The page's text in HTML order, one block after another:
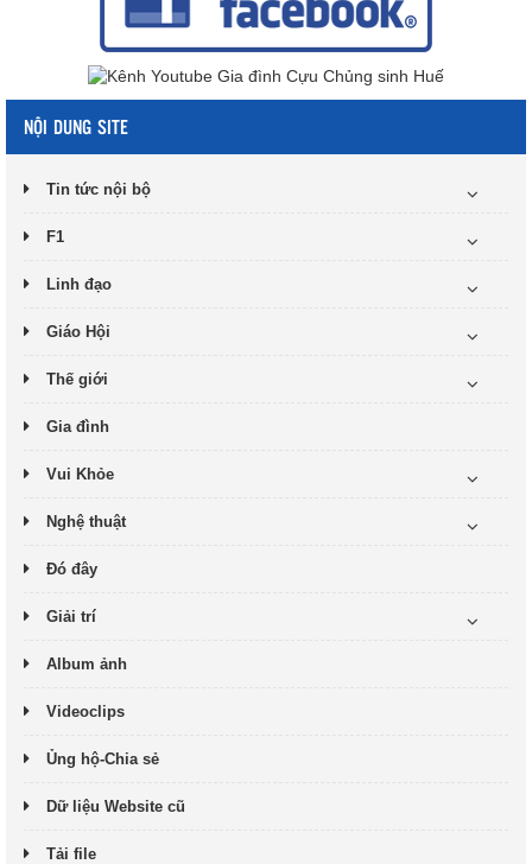
NỘI DUNG SITE
Tin tức nội bộ
F1
Linh đạo
Giáo Hội
Thế giới
Gia đình
Vui Khỏe
Nghệ thuật
Đó đây
Giải trí
Album ảnh
Videoclips
Ủng hộ-Chia sẻ
Dữ liệu Website cũ
Tải file